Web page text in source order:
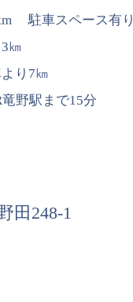
駐車スペース有り
㎞
り7㎞
野駅まで15分
田248-1